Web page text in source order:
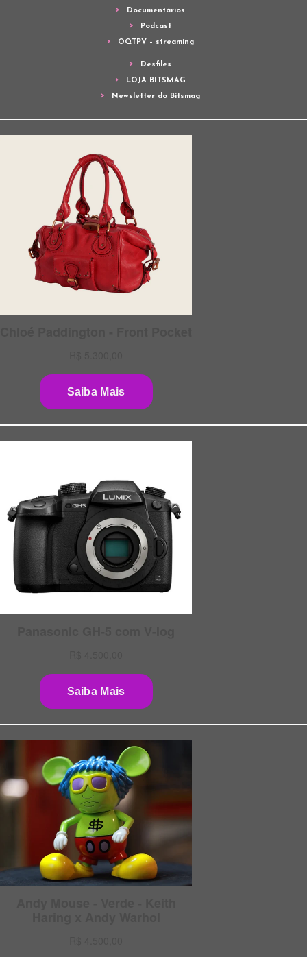
Documentários
Podcast
OQTPV – streaming
Desfiles
LOJA BITSMAG
Newsletter do Bitsmag